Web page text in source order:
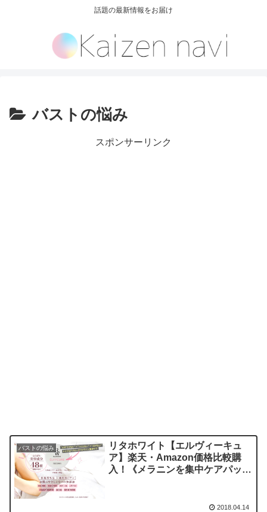
話題の最新情報をお届け
バストの悩み
スポンサーリンク
バストの悩み
リタホワイト【エルヴィーキュ
ア】楽天・Amazon価格比較購
入！《メラニンを集中ケアパック
2018.04.14